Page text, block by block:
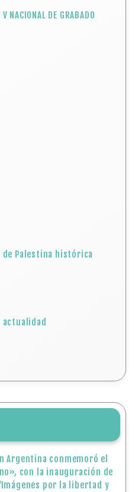
NACIONAL DE GRABADO
de Palestina histórica
Argentina conmemoró el
con la inauguración de
por la libertad y